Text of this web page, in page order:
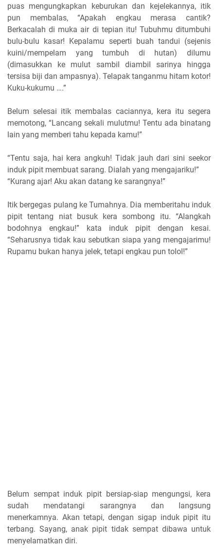
puas mengungkapkan keburukan dan kejelekannya, itik
pun membalas, “Apakah engkau merasa cantik?
Berkacalah di muka air di tepian itu! Tubuhmu ditumbuhi
bulu-bulu kasar! Kepalamu seperti buah tandui (sejenis
kuini/mempelam yang tumbuh di hutan) dilumu
(dimasukkan ke mulut sambil diambil sarinya hingga
tersisa biji dan ampasnya). Telapak tanganmu hitam kotor!
Kuku-kukumu ….”
Belum selesai itik membalas caciannya, kera itu segera
memotong, “Lancang sekali mulutmu! Tentu ada binatang
lain yang memberi tahu kepada kamu!”
“Tentu saja, hai kera angkuh! Tidak jauh dari sini seekor
induk pipit membuat sarang. Dialah yang mengajariku!”
“Kurang ajar! Aku akan datang ke sarangnya!”
Itik bergegas pulang ke Tumahnya. Dia memberitahu induk
pipit tentang niat busuk kera sombong itu. “Alangkah
bodohnya engkau!” kata induk pipit dengan kesai.
“Seharusnya tidak kau sebutkan siapa yang mengajarimu!
Rupamu bukan hanya jelek, tetapi engkau pun tolol!”
Belum sempat induk pipit bersiap-siap mengungsi, kera
sudah mendatangi sarangnya dan langsung
menerkamnya. Akan tetapi, dengan sigap induk pipit itu
terbang. Sayang, anak pipit tidak sempat dibawa untuk
menyelamatkan diri.